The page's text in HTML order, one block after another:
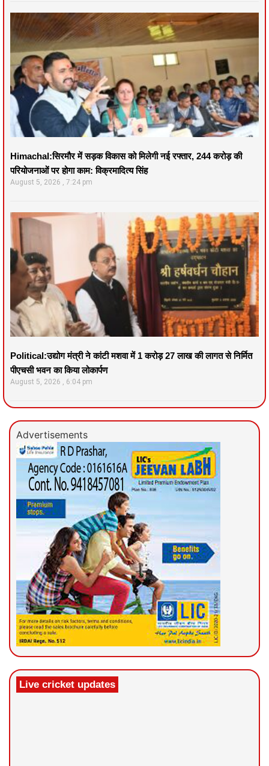
Himachal:सिरमौर में सड़क विकास को मिलेगी नई रफ्तार, 244 करोड़ की
परियोजनाओं पर होगा काम: विक्रमादित्य सिंह
August 5, 2026 7:24 pm
Political:उद्योग मंत्री ने कांटी मशवा में 1 करोड़ 27 लाख की लागत से निर्मित
पीएचसी भवन का किया लोकार्पण
August 5, 2026 6:04 pm
Advertisements
Live cricket updates